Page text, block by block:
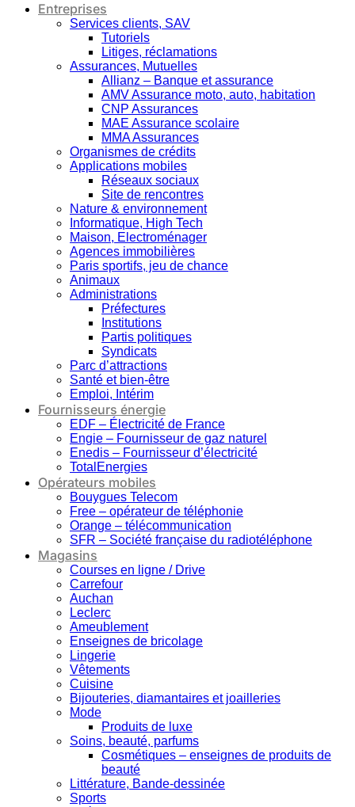
Entreprises
Services clients, SAV
Tutoriels
Litiges, réclamations
Assurances, Mutuelles
Allianz – Banque et assurance
AMV Assurance moto, auto, habitation
CNP Assurances
MAE Assurance scolaire
MMA Assurances
Organismes de crédits
Applications mobiles
Réseaux sociaux
Site de rencontres
Nature & environnement
Informatique, High Tech
Maison, Electroménager
Agences immobilières
Paris sportifs, jeu de chance
Animaux
Administrations
Préfectures
Institutions
Partis politiques
Syndicats
Parc d’attractions
Santé et bien-être
Emploi, Intérim
Fournisseurs énergie
EDF – Électricité de France
Engie – Fournisseur de gaz naturel
Enedis – Fournisseur d’électricité
TotalEnergies
Opérateurs mobiles
Bouygues Telecom
Free – opérateur de téléphonie
Orange – télécommunication
SFR – Société française du radiotéléphone
Magasins
Courses en ligne / Drive
Carrefour
Auchan
Leclerc
Ameublement
Enseignes de bricolage
Lingerie
Vêtements
Cuisine
Bijouteries, diamantaires et joailleries
Mode
Produits de luxe
Soins, beauté, parfums
Cosmétiques – enseignes de produits de
beauté
Littérature, Bande-dessinée
Sports